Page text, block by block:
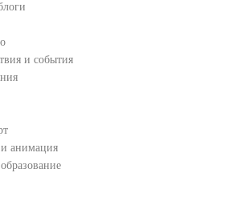
и события
анимация